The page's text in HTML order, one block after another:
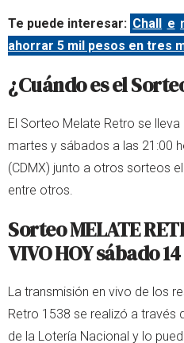
Te puede interesar: Chall e
ahorrar 5 mil pesos en tres
¿Cuándo es el
El Sorteo Melate Retro se
martes y sábados a las 21:00
(CDMX) junto a otros sorteos
entre otros.
Sorteo MELATE
VIVO HOY sábado
La transmisión en vivo de los
Retro 1538 se realizó a través
de la Lotería Nacional y lo